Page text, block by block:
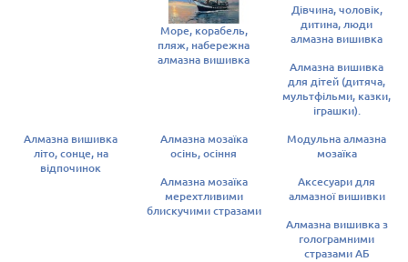
Море, корабель,
пляж, набережна
алмазна вишивка
Дівчина, чоловік,
дитина, люди
алмазна вишивка
Алмазна вишивка
для дітей (дитяча,
мультфільми, казки,
іграшки).
Алмазна вишивка
літо, сонце, на
відпочинок
Алмазна мозаїка
осінь, осіння
Модульна алмазна
мозаїка
Алмазна мозаїка
мерехтливими
блискучими стразами
Аксесуари для
алмазної вишивки
Алмазна вишивка з
голограмними
стразами АБ